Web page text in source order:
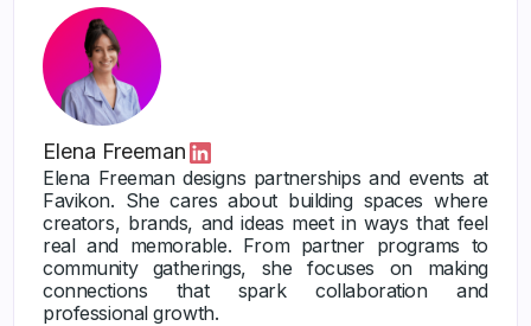
Elena Freeman
Elena Freeman designs partnerships and events at
Favikon. She cares about building spaces where
creators, brands, and ideas meet in ways that feel
real and memorable. From partner programs to
community gatherings, she focuses on making
connections that spark collaboration and
professional growth.